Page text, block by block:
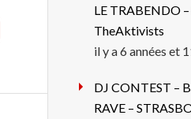
LE TRABENDO –
TheAktivists
il y a 6 années et
DJ CONTEST –
RAVE –